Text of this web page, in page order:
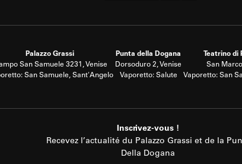
Palazzo Grassi
San Samuele 3231, Venise
San Samuele, Sant'Angelo
Punta della Dogana
Dorsoduro 2, Venise
Vaporetto: Salute
Teatrino di
San
Vaporetto: San
Inscrivez-vous !
Recevez l’actualité du Palazzo Grassi et de la
Della Dogana